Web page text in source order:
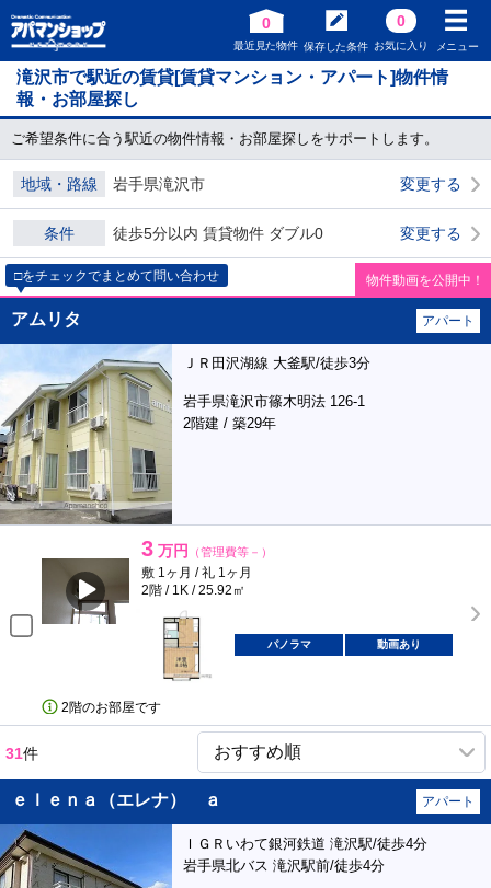
0
最近見た物件 保存した条件
0
お気に入り メニュー
滝沢市で駅近の賃貸[賃貸マンション・アパート]物件情
報・お部屋探し
ご希望条件に合う駅近の物件情報・お部屋探しをサポートします。
地域・路線 岩手県滝沢市 変更する
条件 徒歩5分以内 賃貸物件 ダブル0 変更する
□をチェックでまとめて問い合わせ 物件動画を公開中！
アムリタ アパート
ＪＲ田沢湖線 大釜駅/徒歩3分
岩手県滝沢市篠木明法 126-1
2階建 / 築29年
3 万円 （管理費等－）
敷 1ヶ月 / 礼 1ヶ月
2階 / 1K / 25.92㎡
パノラマ 動画あり
2階のお部屋です
31件
ｅｌｅｎａ（エレナ） ａ アパート
ＩＧＲいわて銀河鉄道 滝沢駅/徒歩4分
岩手県北バス 滝沢駅前/徒歩4分